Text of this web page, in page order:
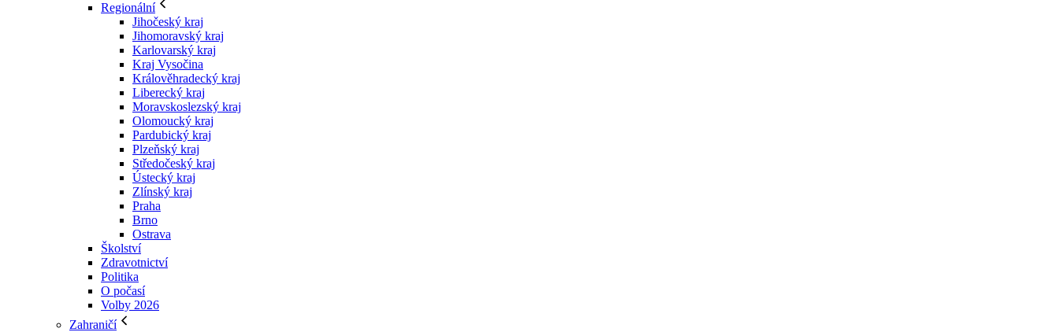
Regionální
Jihočeský kraj
Jihomoravský kraj
Karlovarský kraj
Kraj Vysočina
Králověhradecký kraj
Liberecký kraj
Moravskoslezský kraj
Olomoucký kraj
Pardubický kraj
Plzeňský kraj
Středočeský kraj
Ústecký kraj
Zlínský kraj
Praha
Brno
Ostrava
Školství
Zdravotnictví
Politika
O počasí
Volby 2026
Zahraničí